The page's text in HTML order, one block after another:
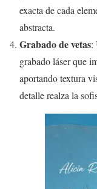
exacta de cada
abstracta.
Grabado de vetas:
grabado láser que
aportando textura
detalle realza la